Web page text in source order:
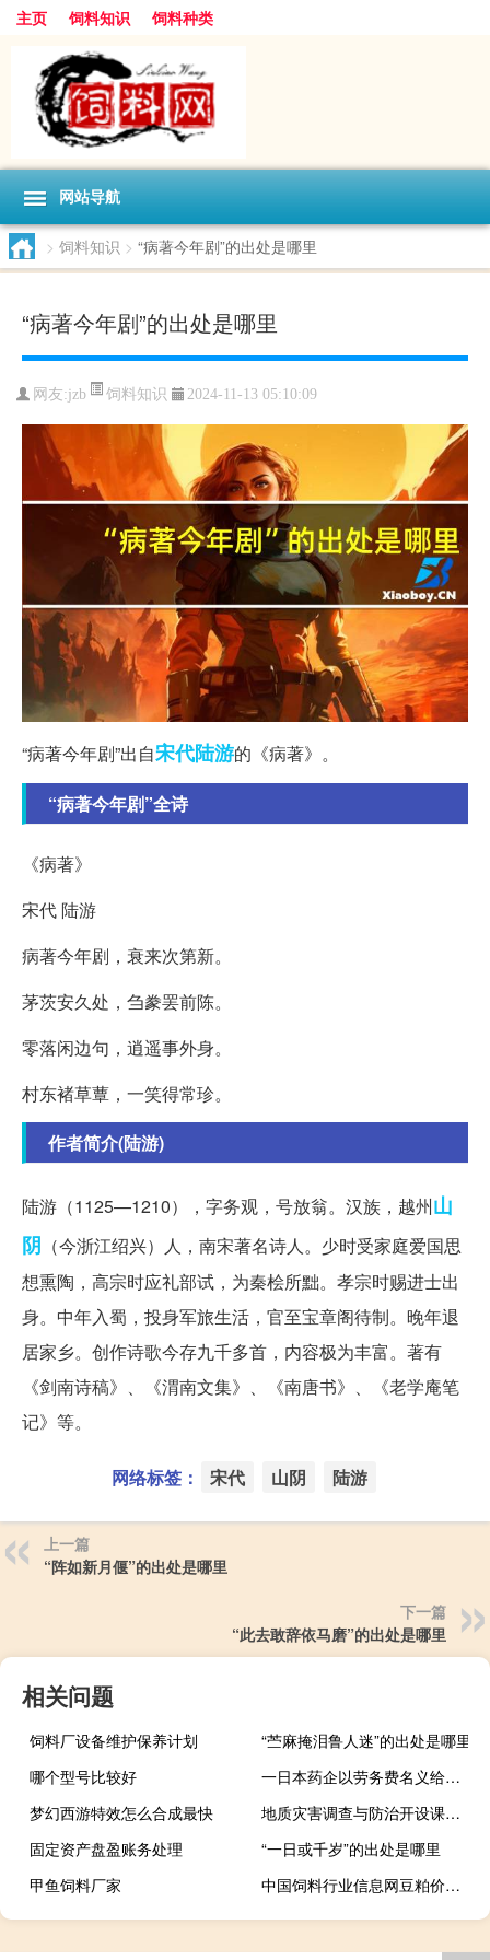
主页 饲料知识 饲料种类
网站导航
> 饲料知识 > “病著今年剧”的出处是哪里
“病著今年剧”的出处是哪里
网友:jzb 饲料知识 2024-11-13 05:10:09
“病著今年剧”出自宋代陆游的《病著》。
“病著今年剧”全诗
《病著》
宋代 陆游
病著今年剧，衰来次第新。
茅茨安久处，刍豢罢前陈。
零落闲边句，逍遥事外身。
村东褚草蕈，一笑得常珍。
作者简介(陆游)
陆游（1125—1210），字务观，号放翁。汉族，越州山
阴 （今浙江绍兴）人，南宋著名诗人。少时受家庭爱国思
想熏陶，高宗时应礼部试，为秦桧所黜。孝宗时赐进士出
身。中年入蜀，投身军旅生活，官至宝章阁待制。晚年退
居家乡。创作诗歌今存九千多首，内容极为丰富。著有
《剑南诗稿》、《渭南文集》、《南唐书》、《老学庵笔
记》等。
网络标签： 宋代 山阴 陆游
上一篇
“阵如新月偃”的出处是哪里
下一篇
“此去敢辞依马磨”的出处是哪里
相关问题
饲料厂设备维护保养计划
“苎麻掩泪鲁人迷”的出处是哪里
哪个型号比较好
一日本药企以劳务费名义给付三甲医院医师2.4万 被罚90万
梦幻西游特效怎么合成最快
地质灾害调查与防治开设课程有哪些
固定资产盘盈账务处理
“一日或千岁”的出处是哪里
甲鱼饲料厂家
中国饲料行业信息网豆粕价格手机网